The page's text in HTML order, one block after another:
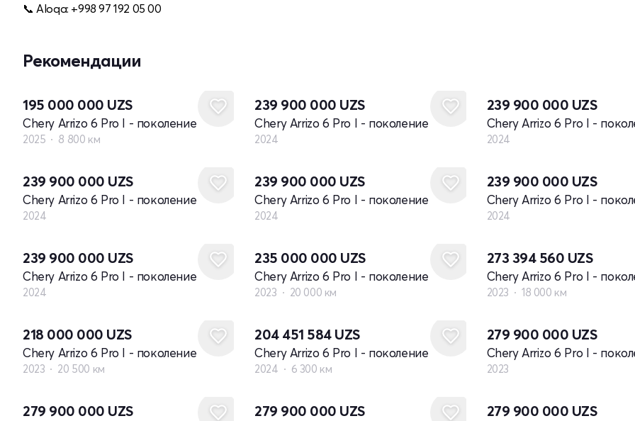
📞 Aloqa: +998 97 192 05 00
Рекомендации
195 000 000 UZS
Chery Arrizo 6 Pro I - поколение
2025 8 800 км
239 900 000 UZS
Chery Arrizo 6 Pro I - поколение
2024
239 900 000 UZS
Chery Arrizo 6 Pro I -
2024
239 900 000 UZS
Chery Arrizo 6 Pro I - поколение
2024
239 900 000 UZS
Chery Arrizo 6 Pro I - поколение
2024
239 900 000 UZS
Chery Arrizo 6 Pro I -
2024
239 900 000 UZS
Chery Arrizo 6 Pro I - поколение
2024
235 000 000 UZS
Chery Arrizo 6 Pro I - поколение
2023 20 000 км
273 394 560 UZS
Chery Arrizo 6 Pro I -
2023 18 000 км
218 000 000 UZS
Chery Arrizo 6 Pro I - поколение
2023 20 500 км
204 451 584 UZS
Chery Arrizo 6 Pro I - поколение
2024 6 300 км
279 900 000 UZS
Chery Arrizo 6 Pro I -
2023
279 900 000 UZS 279 900 000 UZS 279 900 000 UZS